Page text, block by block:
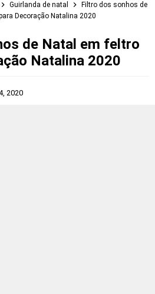
Guirlanda de natal
Filtro dos sonhos de
Decoração Natalina 2020
de Natal em feltro
Natalina 2020
2020